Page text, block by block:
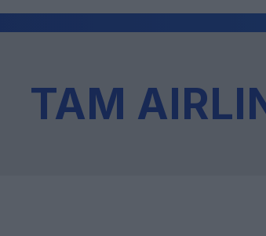
Vidéo
TAM